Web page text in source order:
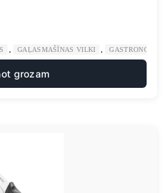
GAĻASMAŠĪNAS VILKI
grozam